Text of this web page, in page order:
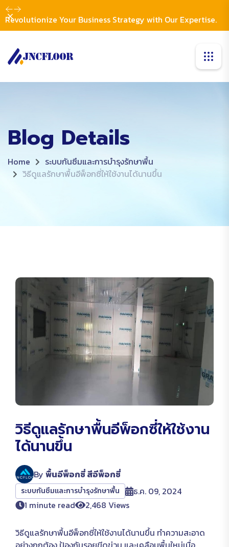
Revolutionize Your Business Strategy with Our Expertise.
Dismiss
Blog Details
Home
ระบบกันซึมและการบำรุงรักษาพื้น
วิธีดูแลรักษาพื้นอีพ็อกซี่ให้ใช้งานได้นานขึ้น
วิธีดูแลรักษาพื้นอีพ็อกซี่ให้ใช้งาน
ได้นานขึ้น
By พื้นอีพ็อกซี่ สีอีพ็อกซี่
ระบบกันซึมและการบำรุงรักษาพื้น
ธ.ค. 09, 2024
1 minute read
2,468 Views
วิธีดูแลรักษาพื้นอีพ็อกซี่ให้ใช้งานได้นานขึ้น ทำความสะอาด